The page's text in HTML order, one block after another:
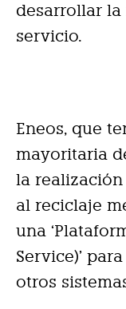
desarrollar
servicio.
Eneos, que
mayoritaria
la
al reciclaje
una
Service)’
otros